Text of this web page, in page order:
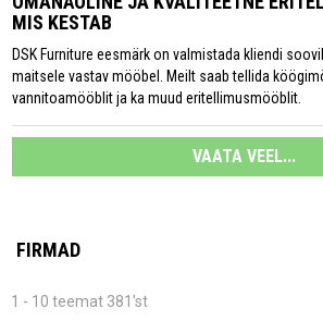
MIS KESTAB
DSK Furniture eesmärk on valmistada kliendi
maitsele vastav mööbel. Meilt saab tellida
vannitoamööblit ja ka muud eritellimusmööblit.
VAATA VEEL...
FIRMAD
1 - 10 teemat 381'st